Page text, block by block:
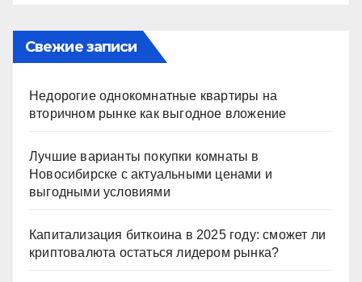
Свежие записи
Недорогие однокомнатные квартиры на
вторичном рынке как выгодное вложение
Лучшие варианты покупки комнаты в
Новосибирске с актуальными ценами и
выгодными условиями
Капитализация биткоина в 2025 году: сможет ли
криптовалюта остаться лидером рынка?